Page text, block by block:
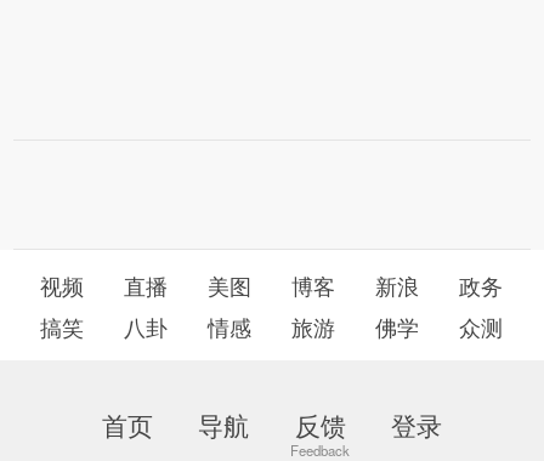
视频 直播 美图 博客 新浪
政务
搞笑
八卦 情感 旅游 佛学 众测
首页 导航 反馈 登录